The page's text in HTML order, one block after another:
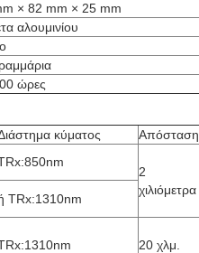
× 82 mm × 25 mm
αλουμινίου
ώρες
κύματος Απόσταση
2
χιλιόμετρα
TRx:1310nm
20 χλμ.